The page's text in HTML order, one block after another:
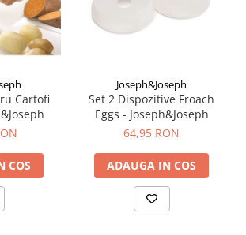
Cartofi
COS
Joseph&Joseph
Set 2 Dispozitive Froach
Eggs - Joseph&Joseph
64,95 RON
ADAUGA IN COS